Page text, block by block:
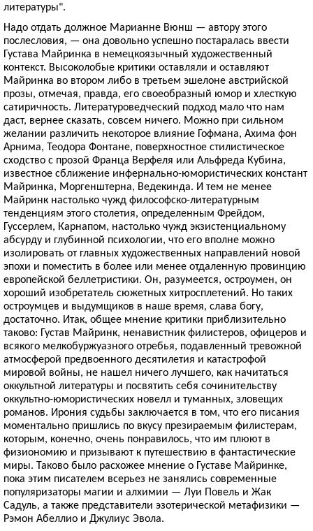
литературы".
Надо отдать должное Марианне Вюнш — автору этого
послесловия, — она довольно успешно постаралась ввести
Густава Майринка в немецкоязычный художественный
контекст. Высоколобые критики оставляли и оставляют
Майринка во втором либо в третьем эшелоне австрийской
прозы, отмечая, правда, его своеобразный юмор и хлесткую
сатиричность. Литературоведческий подход мало что нам
даст, вернее сказать, совсем ничего. Можно при сильном
желании различить некоторое влияние Гофмана, Ахима фон
Арнима, Теодора Фонтане, поверхностное стилистическое
сходство с прозой Франца Верфеля или Альфреда Кубина,
известное сближение инфернально-юмористических констант
Майринка, Моргенштерна, Ведекинда. И тем не менее
Майринк настолько чужд философско-литературным
тенденциям этого столетия, определенным Фрейдом,
Гуссерлем, Карнапом, настолько чужд экзистенциальному
абсурду и глубинной психологии, что его вполне можно
изолировать от главных художественных направлений новой
эпохи и поместить в более или менее отдаленную провинцию
европейской беллетристики. Он, разумеется, остроумен, он
хороший изобретатель сюжетных хитросплетений. Но таких
остроумцев и выдумщиков в наше время, слава богу,
достаточно. Итак, общее мнение критики приблизительно
таково: Густав Майринк, ненавистник филистеров, офицеров и
всякого мелкобуржуазного отребья, подавленный тревожной
атмосферой предвоенного десятилетия и катастрофой
мировой войны, не нашел ничего лучшего, как начитаться
оккультной литературы и посвятить себя сочинительству
оккультно-юмористических новелл и туманных, зловещих
романов. Ирония судьбы заключается в том, что его писания
моментально пришлись по вкусу презираемым филистерам,
которым, конечно, очень понравилось, что им плюют в
физиономию и призывают к путешествию в фантастические
миры. Таково было расхожее мнение о Густаве Майринке,
пока этим писателем всерьез не занялись современные
популяризаторы магии и алхимии — Луи Повель и Жак
Садуль, а также представители эзотерической метафизики —
Рэмон Абеллио и Джулиус Эвола.